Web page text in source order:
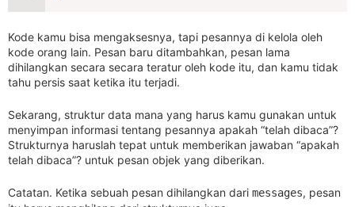
Kode kamu bisa mengaksesnya, tapi pesannya di kelola oleh
kode orang lain. Pesan baru ditambahkan, pesan lama
dihilangkan secara secara teratur oleh kode itu, dan kamu tidak
tahu persis saat ketika itu terjadi.
Sekarang, struktur data mana yang harus kamu gunakan untuk
menyimpan informasi tentang pesannya apakah “telah dibaca”?
Strukturnya haruslah tepat untuk memberikan jawaban “apakah
telah dibaca”? untuk pesan objek yang diberikan.
Catatan. Ketika sebuah pesan dihilangkan dari messages, pesan